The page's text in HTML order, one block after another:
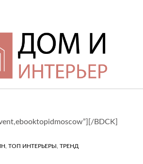
BDCK]
, ТОП ИНТЕРЬЕРЫ, ТРЕНД